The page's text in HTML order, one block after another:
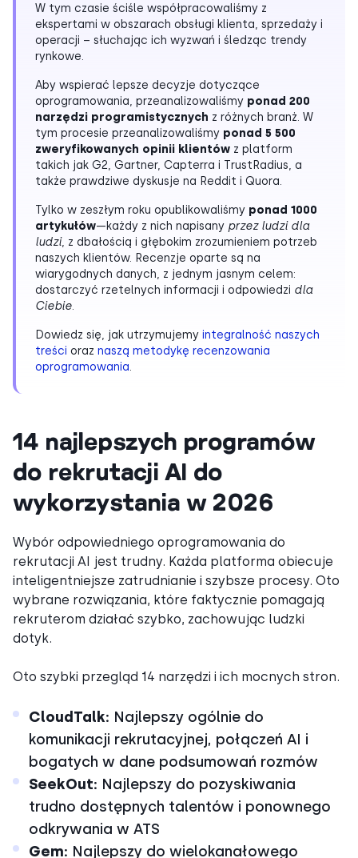
W tym czasie ściśle współpracowaliśmy z
ekspertami w obszarach obsługi klienta, sprzedaży i
operacji – słuchając ich wyzwań i śledząc trendy
rynkowe.
Aby wspierać lepsze decyzje dotyczące
oprogramowania, przeanalizowaliśmy ponad 200
narzędzi programistycznych z różnych branż. W
tym procesie przeanalizowaliśmy ponad 5 500
zweryfikowanych opinii klientów z platform
takich jak G2, Gartner, Capterra i TrustRadius, a
także prawdziwe dyskusje na Reddit i Quora.
Tylko w zeszłym roku opublikowaliśmy ponad 1000
artykułów—każdy z nich napisany przez ludzi dla
ludzi, z dbałością i głębokim zrozumieniem potrzeb
naszych klientów. Recenzje oparte są na
wiarygodnych danych, z jednym jasnym celem:
dostarczyć rzetelnych informacji i odpowiedzi dla
Ciebie
Dowiedz się, jak utrzymujemy integralność naszych
treści oraz naszą metodykę recenzowania
oprogramowania
14 najlepszych programów
do rekrutacji AI do
wykorzystania w 2026
Wybór odpowiedniego oprogramowania do
rekrutacji AI jest trudny. Każda platforma obiecuje
inteligentniejsze zatrudnianie i szybsze procesy. Oto
wybrane rozwiązania, które faktycznie pomagają
rekruterom działać szybko, zachowując ludzki
dotyk.
Oto szybki przegląd 14 narzędzi i ich mocnych stron.
CloudTalk: Najlepszy ogólnie do
komunikacji rekrutacyjnej, połączeń AI i
bogatych w dane podsumowań rozmów
SeekOut: Najlepszy do pozyskiwania
trudno dostępnych talentów i ponownego
odkrywania w ATS
Gem: Najlepszy do wielokanałowego